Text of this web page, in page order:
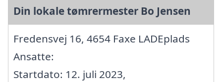
Din lokale tømrermester Bo Jensen
Fredensvej 16, 4654 Faxe LADEplads
Ansatte:
Startdato: 12. juli 2023,